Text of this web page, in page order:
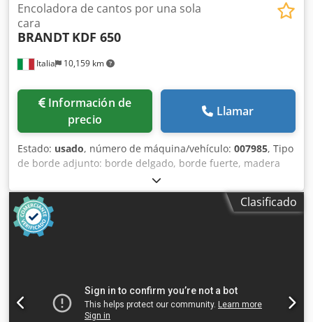
Italia 10,159 km
Encoladora de cantos por una sola
cara
BRANDT KDF 650
Información de
precio
Llamar
Estado: usado, número de máquina/vehículo: 007985, Tipo
de borde adjunto: borde delgado, borde fuerte, madera
maciza Sistema adhesivo: EVA Fresado de unión: sí Unidad
multifuncional: sí Crjdpfx Asx A Th Dokiof Velocidad
máxima de avance: 18 m/min. Espesor máximo del panel:
60 mm Unidades de trabajo: 7 no
Clasificado